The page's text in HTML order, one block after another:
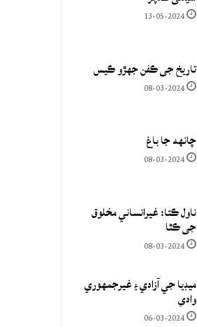
13-05-2024
تاريخ جي ڪفن جھڙو ڪيس
08-03-2024
چانهه جا باغ
08-03-2024
ناول ڪتا: غيرانساني مخلوق
جي ڪٿا
08-03-2024
ميڊيا جي آزادي ۽ غيرجمھوري
وادي
06-03-2024